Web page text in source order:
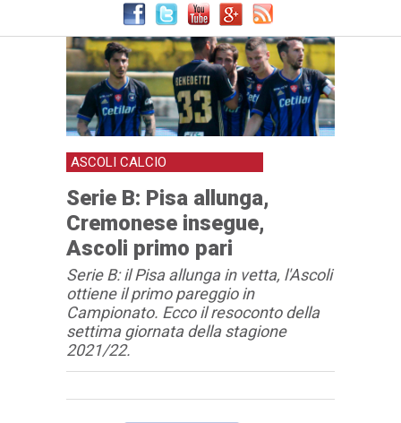
ASCOLI CALCIO
Serie B: Pisa allunga,
Cremonese insegue,
Ascoli primo pari
Serie B: il Pisa allunga in vetta, l'Ascoli
ottiene il primo pareggio in
Campionato. Ecco il resoconto della
settima giornata della stagione
2021/22.
Articolo
Testo articolo principale